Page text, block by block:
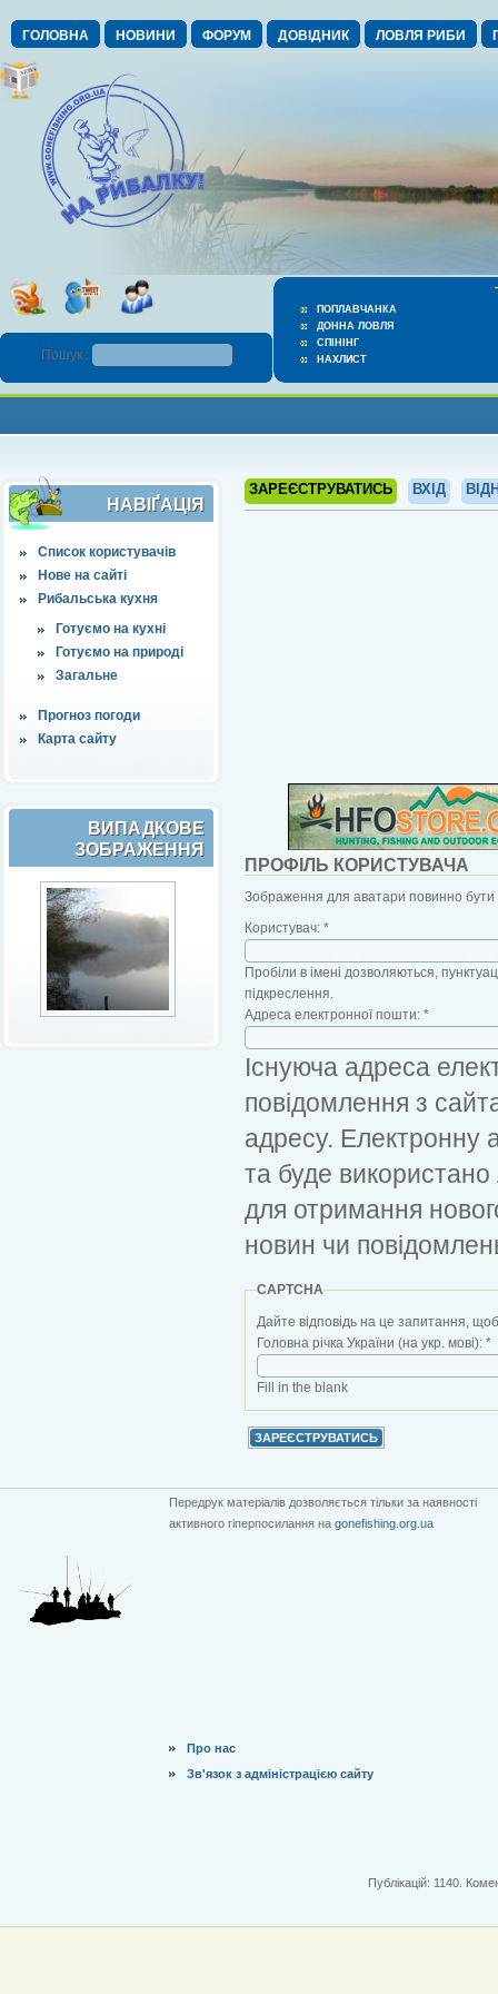
ГОЛОВНА НОВИНИ ФОРУМ ДОВІДНИК ЛОВЛЯ РИБИ
ПОПЛАВЧАНКА
ДОННА ЛОВЛЯ
СПІНІНГ
НАХЛИСТ
Пошук :
НАВІҐАЦІЯ
Список користувачів
Нове на сайті
Рибальська кухня
Готуємо на кухні
Готуємо на природі
Загальне
Прогноз погоди
Карта сайту
ВИПАДКОВЕ
ЗОБРАЖЕННЯ
ЗАРЕЄСТРУВАТИСЬ ВХІД
ПРОФІЛЬ КОРИСТУВАЧА
Зображення для аватари повинно бути
Користувач: *
Пробіли в імені дозволяються,
підкреслення.
Адреса електронної пошти: *
Існуюча адреса
повідомлення з
адресу. Електронну
та буде
для отримання
новин чи
CAPTCHA
Дайте відповідь на це запитання,
Головна річка України (на укр. мові): *
Fill in the blank
Передрук матеріалів дозволяється тільки за наявності
активного гіперпосилання на gonefishing.org.ua
Про нас
Зв'язок з адміністрацією сайту
Публікацій: 1140.